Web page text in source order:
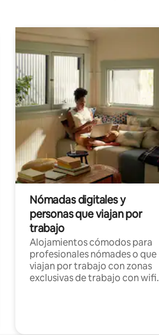
Nómadas digitales y
personas que viajan por
trabajo
Alojamientos cómodos para
profesionales nómades o que
viajan por trabajo con zonas
exclusivas de trabajo con wifi.